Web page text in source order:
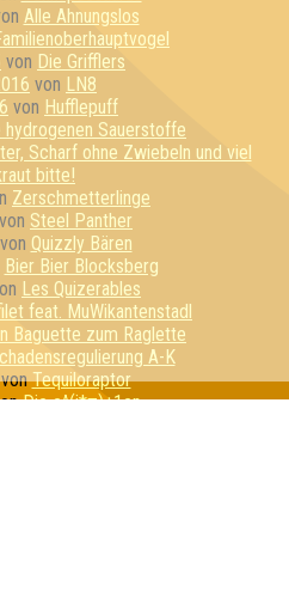
Alle Ahnungslos
von Die Grifflers
von LN8
von Hufflepuff
hydrogenen Sauerstoffe
Scharf ohne Zwiebeln und viel
bitte!
Zerschmetterlinge
von Steel Panther
von Quizzly Bären
Bier Bier Blocksberg
Les Quizerables
feat. MuWikantenstadl
Baguette zum Raglette
A-K
Tequiloraptor
Die e^(i*π)+1en